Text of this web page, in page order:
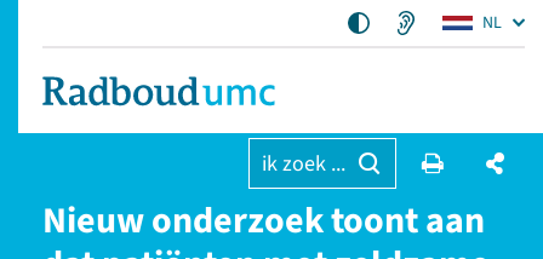
NL
ik zoek ...
Nieuw onderzoek toont aan